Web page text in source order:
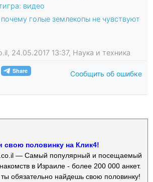
видео
голые землекопы не чувствуют
24.05.2017 13:37, Наука и техника
Сообщить об ошибке
свою половинку на Клик4!
— Самый популярный и посещаемый
в Израиле - более 200 000 анкет.
обязательно найдешь свою половинку!